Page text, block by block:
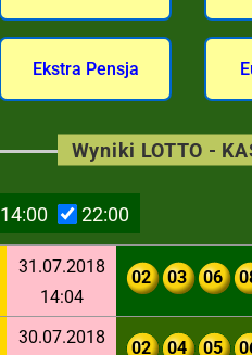
Ekstra Pensja
14:00 22:00
Wyniki LOTTO -
31.07.2018
14:04
02 03 06
30.07.2018
02 04 05